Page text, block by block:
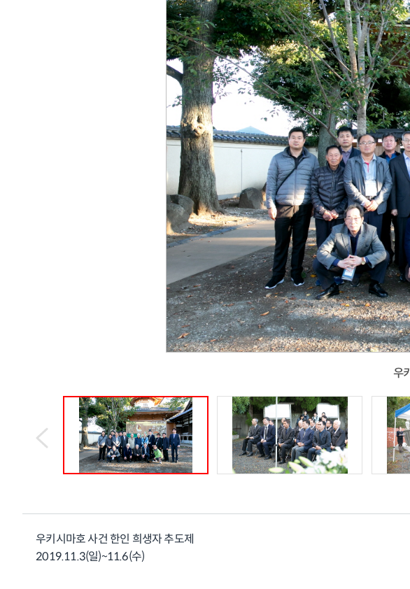
우
우키시마호 사건 한인 희생자 추도제
2019.11.3(일)~11.6(수)